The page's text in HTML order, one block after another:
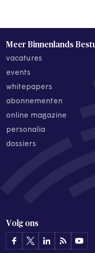
Meer Binnenlands
vacatures
events
whitepapers
abonnementen
online magazine
personalia
dossiers
Volg ons